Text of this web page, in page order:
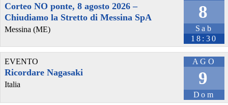
8
Sab
18:30
Corteo NO ponte, 8 agosto 2026 –
Chiudiamo la Stretto di Messina SpA
Messina (ME)
AGO
9
Dom
EVENTO
Ricordare Nagasaki
Italia